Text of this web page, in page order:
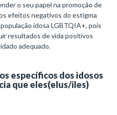
o seu papel na promoção de
efeitos negativos do estigma
idosa LGBTQIA+, pois
resultados de vida positivos
adequado.
específicos dos idosos
que eles(elus/iles)